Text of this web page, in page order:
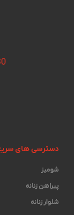
دسترسی های
شومیز
پیراهن زنانه
شلوار زنانه